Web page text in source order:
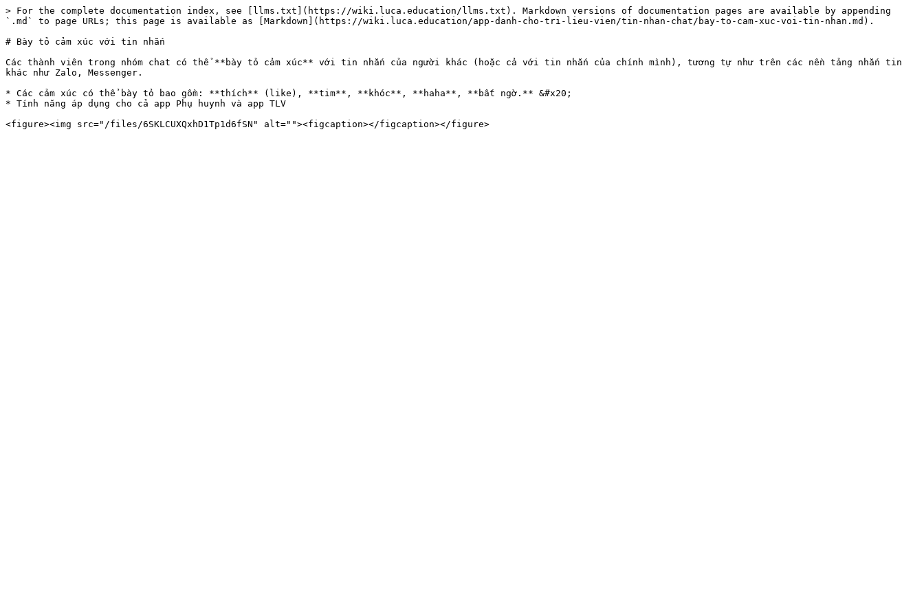
> For the complete documentation index, see [llms.txt](https://wiki.luca.education/llms.txt). Markdown versions of documentation pages are available by appending
`.md` to page URLs; this page is available as [Markdown](https://wiki.luca.education/app-danh-cho-tri-lieu-vien/tin-nhan-chat/bay-to-cam-xuc-voi-tin-nhan.md).
# Bày tỏ cảm xúc với tin nhắn
Các thành viên trong nhóm chat có thể **bày tỏ cảm xúc** với tin nhắn của người khác (hoặc cả với tin nhắn của chính mình), tương tự như trên các nền tảng nhắn tin
khác như Zalo, Messenger.
* Các cảm xúc có thể bày tỏ bao gồm: **thích** (like), **tim**, **khóc**, **haha**, **bất ngờ.** &#x20;
* Tính năng áp dụng cho cả app Phụ huynh và app TLV